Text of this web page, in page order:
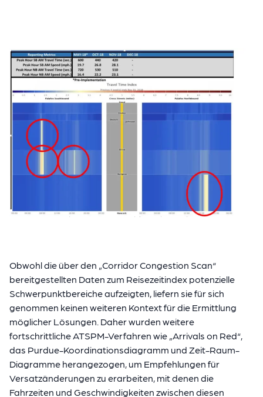
Obwohl die über den „Corridor Congestion Scan“
bereitgestellten Daten zum Reisezeitindex potenzielle
Schwerpunktbereiche aufzeigten, liefern sie für sich
genommen keinen weiteren Kontext für die Ermittlung
möglicher Lösungen. Daher wurden weitere
fortschrittliche ATSPM-Verfahren wie „Arrivals on Red“,
das Purdue-Koordinationsdiagramm und Zeit-Raum-
Diagramme herangezogen, um Empfehlungen für
Versatzänderungen zu erarbeiten, mit denen die
Fahrzeiten und Geschwindigkeiten zwischen diesen